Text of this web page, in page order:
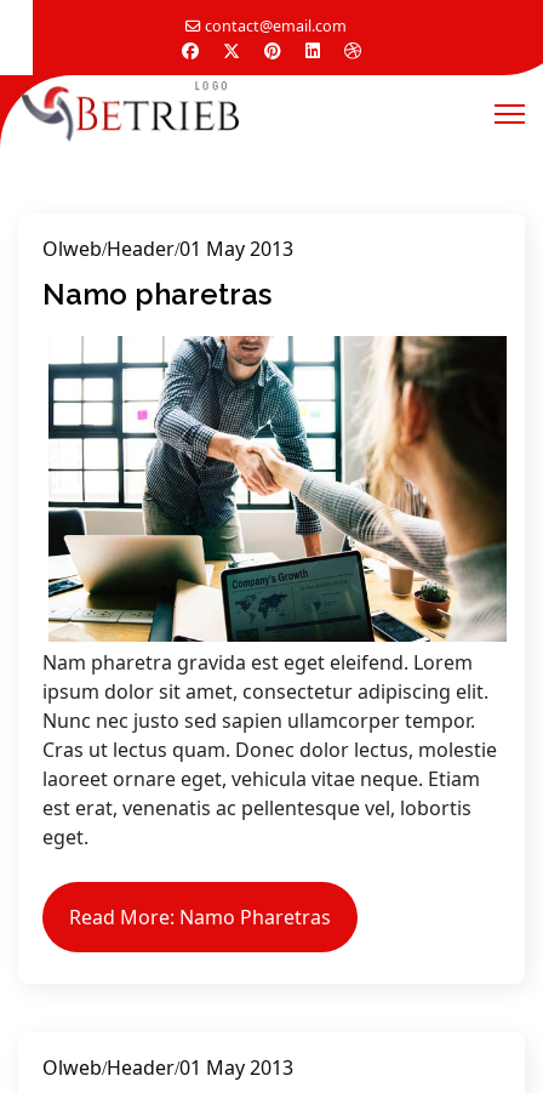
contact@email.com
Namo pharetras
Olweb Header01 May 2013
Nam pharetra gravida est eget eleifend. Lorem
ipsum dolor sit amet, consectetur adipiscing elit.
Nunc nec justo sed sapien ullamcorper tempor.
Cras ut lectus quam. Donec dolor lectus, molestie
laoreet ornare eget, vehicula vitae neque. Etiam
est erat, venenatis ac pellentesque vel, lobortis
eget.
Read More: Namo Pharetras
Olweb Header01 May 2013